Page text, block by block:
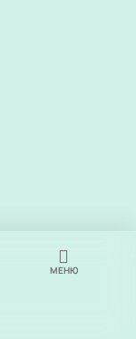
МЕНЮ